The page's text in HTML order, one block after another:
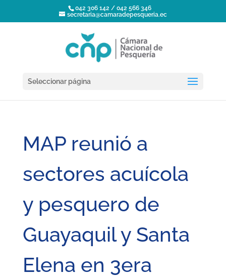
042 306 142 / 042 566 346
secretaria@camaradepesqueria.ec
Seleccionar página
MAP reunió a
sectores acuícola
y pesquero de
Guayaquil y Santa
Elena en 3era